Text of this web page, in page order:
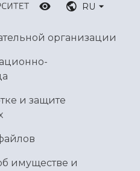
RU
организации
и защите
имуществе и